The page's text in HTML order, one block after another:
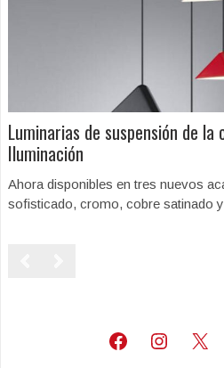
Luminarias de suspensión de
Iluminación
Ahora disponibles en tres nuevos
sofisticado, cromo, cobre satinado
Facebook
X